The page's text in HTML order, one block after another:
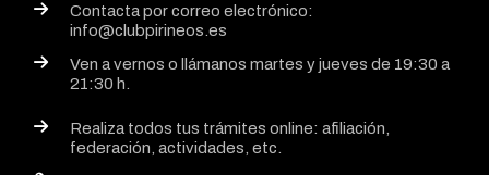
Contacta por correo electrónico:
info@clubpirineos.es
Ven a vernos o llámanos martes y jueves de 19:30 a
21:30 h.
Realiza todos tus trámites online: afiliación,
federación, actividades, etc.